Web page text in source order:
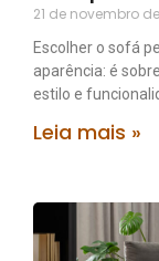
21 de novembro
Escolher o sofá
aparência: é
estilo e
Leia mais »